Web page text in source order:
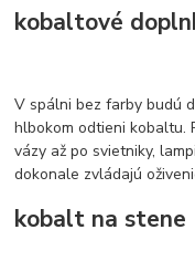
kobaltové
V spálni bez farby budú
hlbokom odtieni kobaltu.
vázy až po svietniky,
dokonale zvládajú
kobalt na stene